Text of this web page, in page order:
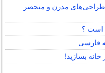
طراحی‌های مدرن و منحصر
است ؟
فارسی
بسازید!